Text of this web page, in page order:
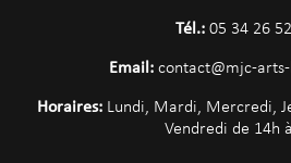
Tél.: 05 34 26
Email: contact@mjc-
Horaires: Lundi, Mardi, Mercredi,
Vendredi de 14h